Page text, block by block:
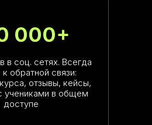
в соц. сетях. Всегда
обратной связи:
отзывы, кейсы,
учениками в общем
доступе
000+